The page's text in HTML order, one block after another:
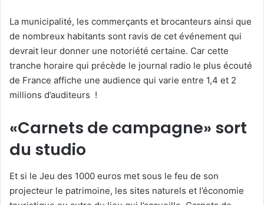
La municipalité, les commerçants et brocanteurs ainsi que
de nombreux habitants sont ravis de cet événement qui
devrait leur donner une notoriété certaine. Car cette
tranche horaire qui précède le journal radio le plus écouté
de France affiche une audience qui varie entre 1,4 et 2
millions d’auditeurs !
«Carnets de campagne» sort
du studio
Et si le Jeu des 1000 euros met sous le feu de son
projecteur le patrimoine, les sites naturels et l’économie